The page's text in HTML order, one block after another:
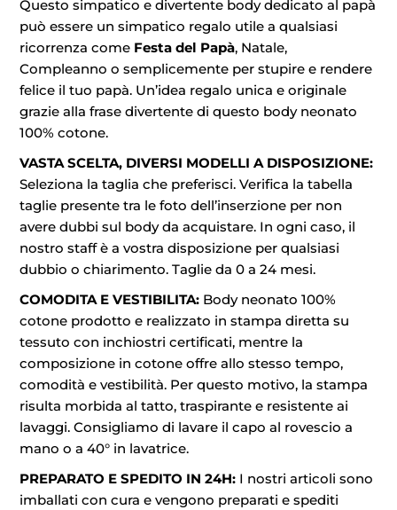
Questo simpatico e divertente body dedicato al papà
può essere un simpatico regalo utile a qualsiasi
ricorrenza come Festa del Papà, Natale,
Compleanno o semplicemente per stupire e rendere
felice il tuo papà. Un’idea regalo unica e originale
grazie alla frase divertente di questo body neonato
100% cotone.
VASTA SCELTA, DIVERSI MODELLI A DISPOSIZIONE:
Seleziona la taglia che preferisci. Verifica la tabella
taglie presente tra le foto dell’inserzione per non
avere dubbi sul body da acquistare. In ogni caso, il
nostro staff è a vostra disposizione per qualsiasi
dubbio o chiarimento. Taglie da 0 a 24 mesi.
COMODITA E VESTIBILITA: Body neonato 100%
cotone prodotto e realizzato in stampa diretta su
tessuto con inchiostri certificati, mentre la
composizione in cotone offre allo stesso tempo,
comodità e vestibilità. Per questo motivo, la stampa
risulta morbida al tatto, traspirante e resistente ai
lavaggi. Consigliamo di lavare il capo al rovescio a
mano o a 40° in lavatrice.
PREPARATO E SPEDITO IN 24H: I nostri articoli sono
imballati con cura e vengono preparati e spediti